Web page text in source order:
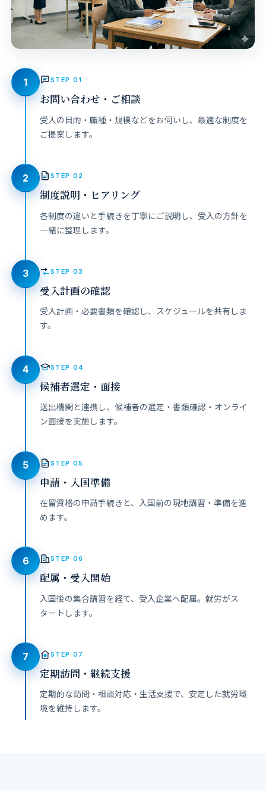
1 STEP 01
お問い合わせ・ご相談
受入の目的・職種・規模などをお伺いし、最適な制度を
ご提案します。
2 STEP 02
制度説明・ヒアリング
各制度の違いと手続きを丁寧にご説明し、受入の方針を
一緒に整理します。
3 STEP 03
受入計画の確認
受入計画・必要書類を確認し、スケジュールを共有しま
す。
4 STEP 04
候補者選定・面接
送出機関と連携し、候補者の選定・書類確認・オンライ
ン面接を実施します。
5 STEP 05
申請・入国準備
在留資格の申請手続きと、入国前の現地講習・準備を進
めます。
6 STEP 06
配属・受入開始
入国後の集合講習を経て、受入企業へ配属。就労がス
タートします。
7 STEP 07
定期訪問・継続支援
定期的な訪問・相談対応・生活支援で、安定した就労環
境を維持します。